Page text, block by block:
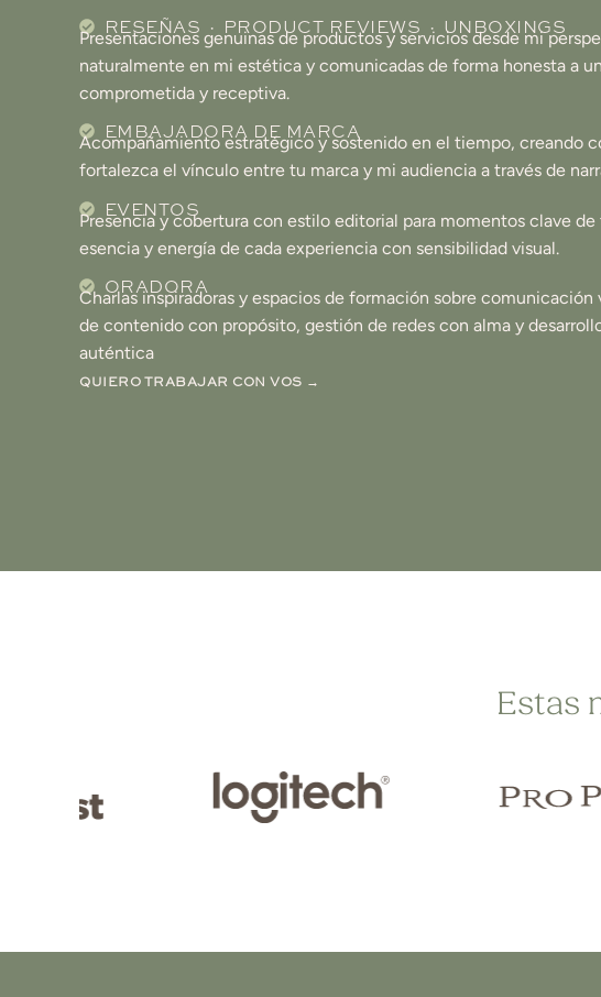
RESEÑAS · PRODUCT REVIEWS · UNBOXINGS
Presentaciones genuinas de productos y servicios desde mi
naturalmente en mi estética y comunicadas de forma honesta a
comprometida y receptiva.
EMBAJADORA DE MARCA
Acompañamiento estratégico y sostenido en el tiempo, creando
fortalezca el vínculo entre tu marca y mi audiencia a través de
EVENTOS
Presencia y cobertura con estilo editorial para momentos clave
esencia y energía de cada experiencia con sensibilidad visual.
ORADORA
Charlas inspiradoras y espacios de formación sobre
de contenido con propósito, gestión de redes con alma y
auténtica
QUIERO TRABAJAR CON VOS →
Estas